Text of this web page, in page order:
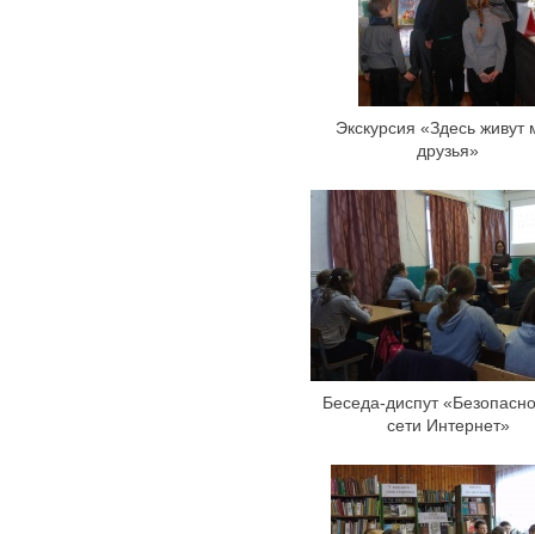
Экскурсия «Здесь живут
друзья»
Беседа-диспут
сети Интернет»